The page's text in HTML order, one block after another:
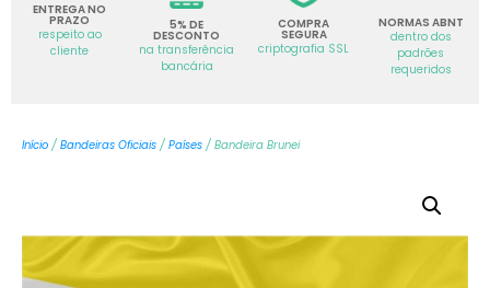
ENTREGA NO
PRAZO
respeito ao
cliente
5% DE
DESCONTO
na transferência
bancária
COMPRA
SEGURA
criptografia SSL
NORMAS ABNT
dentro dos
padrões
requeridos
Início / Bandeiras Oficiais / Países / Bandeira Brunei